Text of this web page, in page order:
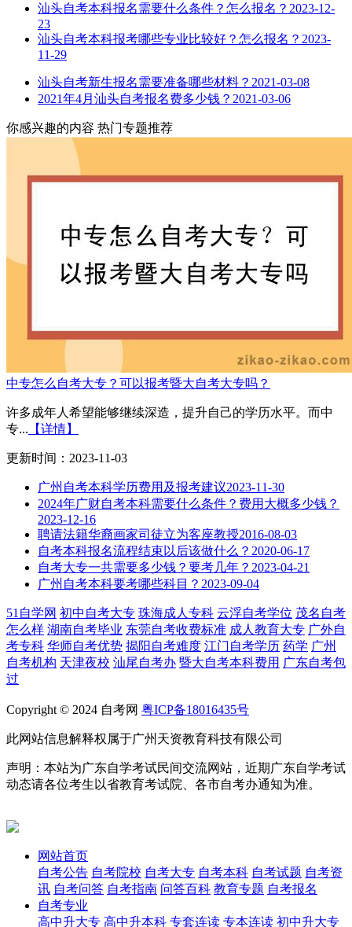
汕头自考本科报名需要什么条件？怎么报名？ 2023-12-
23
汕头自考本科报考哪些专业比较好？怎么报名？ 2023-
11-29
汕头自考新生报名需要准备哪些材料？ 2021-03-08
2021年4月汕头自考报名费多少钱？ 2021-03-06
你感兴趣的内容 热门专题推荐
中专怎么自考大专？可以报考暨大自考大专吗？
许多成年人希望能够继续深造，提升自己的学历水平。而中
专... 【详情】
更新时间：2023-11-03
广州自考本科学历费用及报考建议2023-11-30
2024年广财自考本科需要什么条件？费用大概多少钱？
2023-12-16
聘请法籍华裔画家司徒立为客座教授2016-08-03
自考本科报名流程结束以后该做什么？ 2020-06-17
自考大专一共需要多少钱？要考几年？ 2023-04-21
广州自考本科要考哪些科目？ 2023-09-04
51自学网 初中自考大专 珠海成人专科 云浮自考学位 茂名自考
怎么样 湖南自考毕业 东莞自考收费标准 成人教育大专 广外自
考专科 华师自考优势 揭阳自考难度 江门自考学历 药学 广州
自考机构 天津夜校 汕尾自考办 暨大自考本科费用 广东自考包
过
Copyright © 2024 自考网 粤ICP备18016435号
此网站信息解释权属于广州天资教育科技有限公司
声明：本站为广东自学考试民间交流网站，近期广东自学考试
动态请各位考生以省教育考试院、各市自考办通知为准。
网站首页
自考公告 自考院校 自考大专 自考本科 自考试题 自考资
讯 自考问答 自考指南 问答百科 教育专题 自考报名
自考专业
高中升大专 高中升本科 专套连读 专本连读 初中升大专